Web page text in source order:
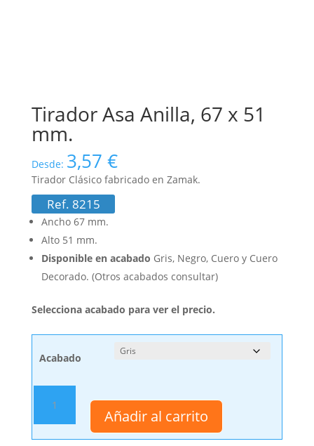
Tirador Asa Anilla, 67 x 51
mm.
Desde: 3,57 €
Tirador Clásico fabricado en Zamak.
Ref. 8215
Ancho 67 mm.
Alto 51 mm.
Disponible en acabado Gris, Negro, Cuero y Cuero
Decorado. (Otros acabados consultar)
Selecciona acabado para ver el precio.
Acabado
Anilla,
67
Añadir al carrito